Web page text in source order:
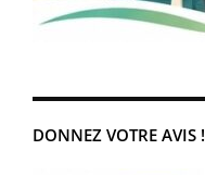
DONNEZ VOTRE AVIS !